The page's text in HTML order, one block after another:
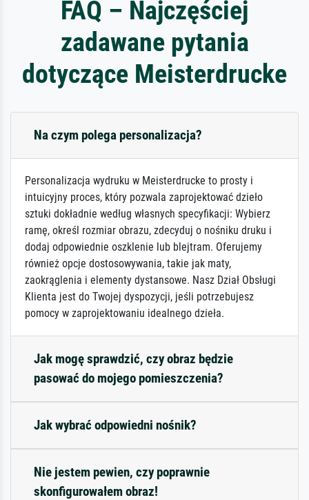
FAQ – Najczęściej
zadawane pytania
dotyczące Meisterdrucke
Na czym polega personalizacja?
Personalizacja wydruku w Meisterdrucke to prosty i
intuicyjny proces, który pozwala zaprojektować dzieło
sztuki dokładnie według własnych specyfikacji: Wybierz
ramę, określ rozmiar obrazu, zdecyduj o nośniku druku i
dodaj odpowiednie oszklenie lub blejtram. Oferujemy
również opcje dostosowywania, takie jak maty,
zaokrąglenia i elementy dystansowe. Nasz Dział Obsługi
Klienta jest do Twojej dyspozycji, jeśli potrzebujesz
pomocy w zaprojektowaniu idealnego dzieła.
Jak mogę sprawdzić, czy obraz będzie
pasować do mojego pomieszczenia?
Jak wybrać odpowiedni nośnik?
Nie jestem pewien, czy poprawnie
skonfigurowałem obraz!